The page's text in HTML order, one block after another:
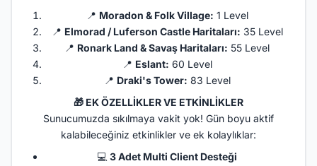
📍 Moradon & Folk Village: 1 Level
📍 Elmorad / Luferson Castle Haritaları: 35 Level
📍 Ronark Land & Savaş Haritaları: 55 Level
📍 Eslant: 60 Level
📍 Draki's Tower: 83 Level
🎁 EK ÖZELLİKLER VE ETKİNLİKLER
Sunucumuzda sıkılmaya vakit yok! Gün boyu aktif
kalabileceğiniz etkinlikler ve ek kolaylıklar:
💻 3 Adet Multi Client Desteği